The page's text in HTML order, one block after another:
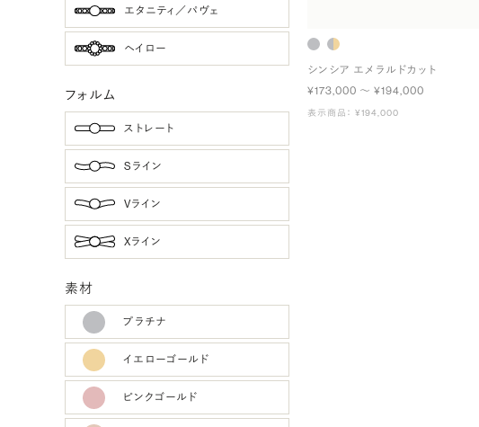
エタニティ／パヴェ
ヘイロー
フォルム
ストレート
Sライン
Vライン
Xライン
素材
プラチナ
イエローゴールド
ピンクゴールド
シンシア エメラルドカット
¥173,000 〜 ¥194,000
表示商品： ¥194,000